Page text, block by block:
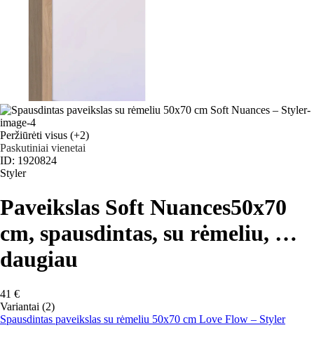
Peržiūrėti visus (+2)
Paskutiniai vienetai
ID: 1920824
Styler
Paveikslas Soft Nuances50x70
cm, spausdintas, su rėmeliu, …
daugiau
41 €
Variantai (2)
Spausdintas paveikslas su rėmeliu 50x70 cm Love Flow – Styler